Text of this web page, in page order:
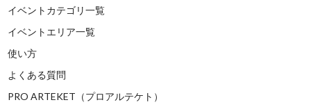
イベントカテゴリ一覧
イベントエリア一覧
使い方
よくある質問
PRO ARTEKET（プロアルテケト）